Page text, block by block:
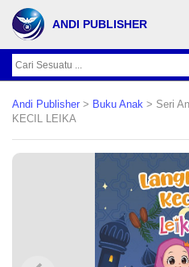
ANDI PUBLISHER
Andi Publisher > Buku Anak > Seri
KECIL LEIKA